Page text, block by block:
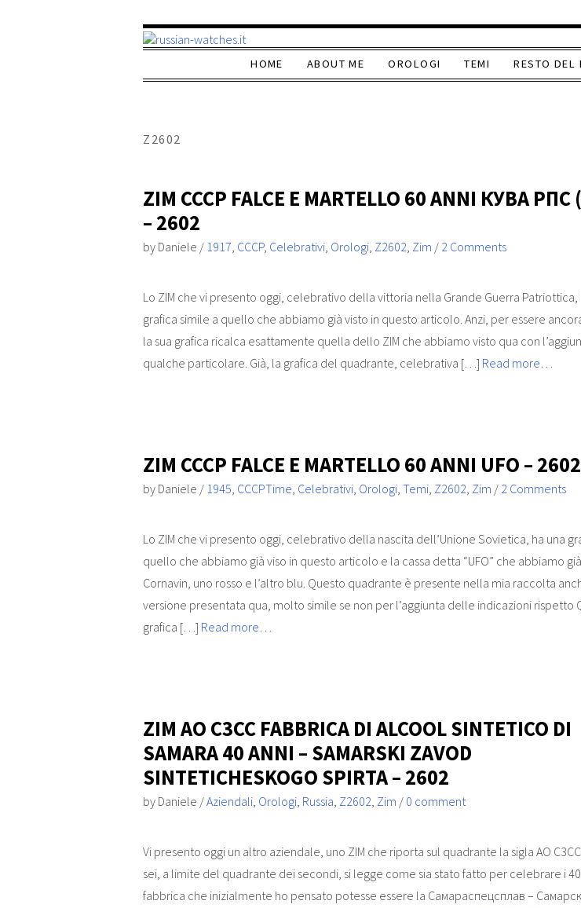
HOME ABOUT ME OROLOGI TEMI RESTO DEL
Z2602
ZIM CCCP FALCE E MARTELLO 60 ANNI КУВА РПС
– 2602
by Daniele / 1917, CCCP, Celebrativi, Orologi, Z2602, Zim / 2 Comments
Lo ZIM che vi presento oggi, celebrativo della vittoria nella Grande Guerra Patriottica,
grafica simile a quello che abbiamo già visto in questo articolo. Anzi, per essere
la sua grafica ricalca esattamente quella dello ZIM che abbiamo visto qua con
qualche particolare. Già, la grafica del quadrante, celebrativa […] Read more…
ZIM CCCP FALCE E MARTELLO 60 ANNI UFO – 2602
by Daniele / 1945, CCCPTime, Celebrativi, Orologi, Temi, Z2602, Zim / 2 Comments
Lo ZIM che vi presento oggi, celebrativo della nascita dell’Unione Sovietica, ha una
quello che abbiamo già viso in questo articolo e la cassa detta “UFO” che abbiamo
Cornavin, uno rosso e l’altro blu. Questo quadrante è presente nella mia raccolta
versione presentata qua, molto simile se non per l’aggiunta delle indicazioni rispetto
grafica […] Read more…
ZIM AO C3CC FABBRICA DI ALCOOL SINTETICO DI
SAMARA 40 ANNI – SAMARSKI ZAVOD
SINTETICHESKOGO SPIRTA – 2602
by Daniele /Aziendali, Orologi, Russia, Z2602, Zim / 0 comment
Vi presento oggi un altro aziendale, uno ZIM che riporta sul quadrante la sigla AO
sei, a limite del quadrante dei secondi, si legge come sia stato fatto per celebrare i
fabbrica che inizialmente ho pensato potesse essere la Самараспецсплав –